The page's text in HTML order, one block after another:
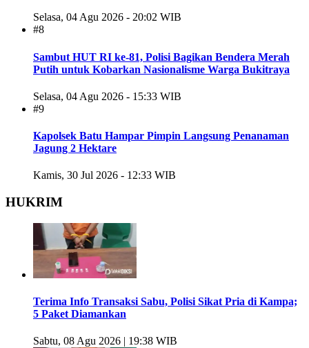
Selasa, 04 Agu 2026 - 20:02 WIB
#8
Sambut HUT RI ke-81, Polisi Bagikan Bendera Merah
Putih untuk Kobarkan Nasionalisme Warga Bukitraya
Selasa, 04 Agu 2026 - 15:33 WIB
#9
Kapolsek Batu Hampar Pimpin Langsung Penanaman
Jagung 2 Hektare
Kamis, 30 Jul 2026 - 12:33 WIB
HUKRIM
Terima Info Transaksi Sabu, Polisi Sikat Pria di Kampa;
5 Paket Diamankan
Sabtu, 08 Agu 2026 | 19:38 WIB